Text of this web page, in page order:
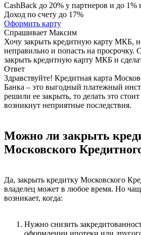
CashBack до 20% у партнеров и до 1%
Доход по счету до 17%
Оформить карту
Спрашивает Максим
Хочу закрыть кредитную карту МКБ,
неправильно и попасть на просрочку.
закрыть кредитную карту МКБ и
Ответ
Здравствуйте! Кредитная карта
Банка – это выгодный платежный
решили ее закрыть, то делать это
возникнут неприятные последствия.
Можно ли закрыть
Московского
Да, закрыть кредитку Московского
владелец может в любое время. Но
возникает, когда:
Нужно снизить
оформлении ипотеки или